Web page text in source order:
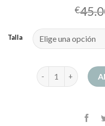
€
Talla
vestido corto fiesta